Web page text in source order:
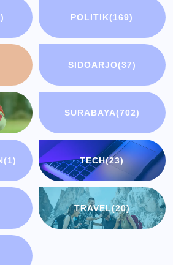
POLITIK(169)
SIDOARJO(37)
SURABAYA(702)
(1) TECH(23)
TRAVEL(20)